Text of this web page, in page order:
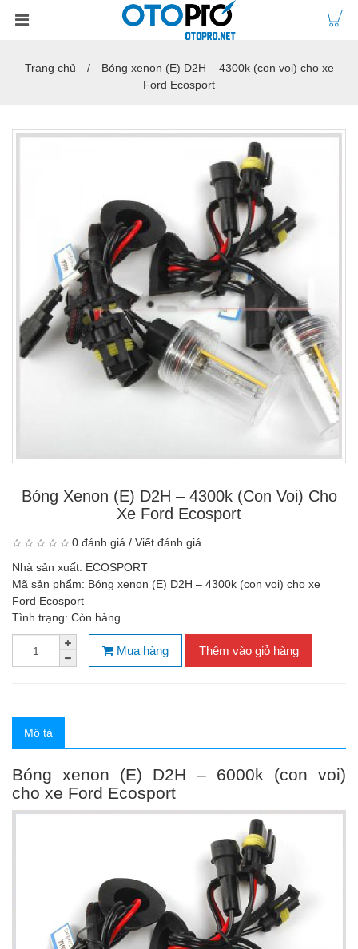
Trang chủ
Bóng xenon (E) D2H – 4300k (con voi) cho xe
Ford Ecosport
Bóng Xenon (E) D2H – 4300k (con Voi) Cho
Xe Ford Ecosport
0 đánh giá / Viết đánh giá
Nhà sản xuất: ECOSPORT
Mã sản phẩm: Bóng xenon (E) D2H – 4300k (con voi) cho xe
Ford Ecosport
Tình trạng: Còn hàng
Mua hàng Thêm vào giỏ hàng
Mô tả
Bóng xenon (E) D2H – 6000k (con voi)
cho xe Ford Ecosport